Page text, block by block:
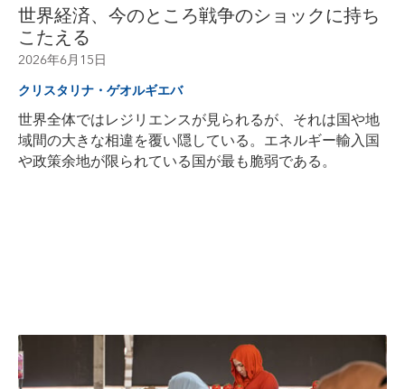
世界経済、今のところ戦争のショックに持ち
こたえる
2026年6月15日
クリスタリナ・ゲオルギエバ
世界全体ではレジリエンスが見られるが、それは国や地
域間の大きな相違を覆い隠している。エネルギー輸入国
や政策余地が限られている国が最も脆弱である。